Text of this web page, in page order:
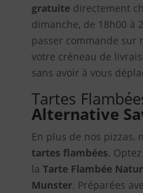
gratuitedirectement
dimanche, de 18h00 à
passer commande
votre créneau de
sans avoir à vous
Tartes
Alternative
En plus de nos pizzas,
tartes flambées.
la Tarte Flambée
Munster. Préparées